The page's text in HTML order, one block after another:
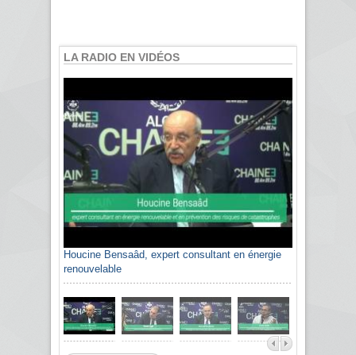
LA RADIO EN VIDÉOS
Houcine Bensaâd, expert consultant en énergie
renouvelable